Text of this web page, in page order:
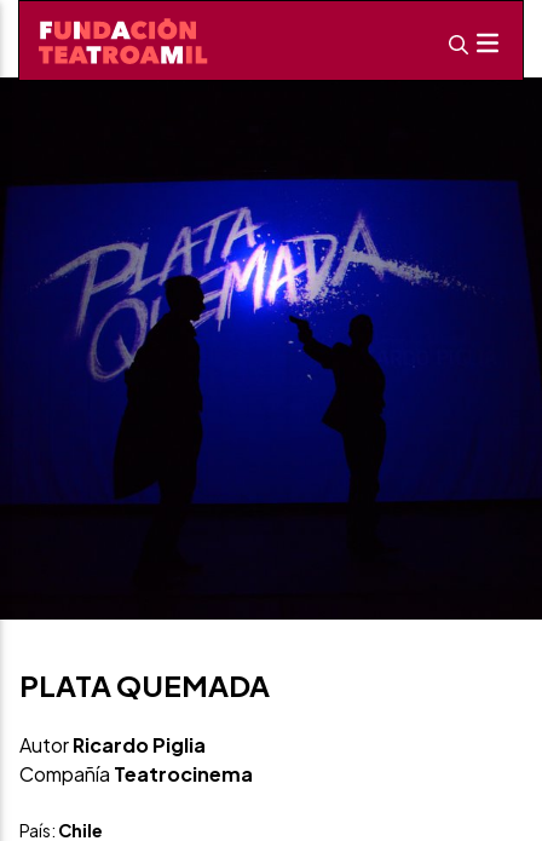
PLATA QUEMADA
AutorRicardo Piglia
Compañía Teatrocinema
País: Chile